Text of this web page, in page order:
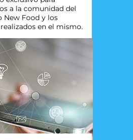
a la comunidad del
New Food y los
en el mismo.